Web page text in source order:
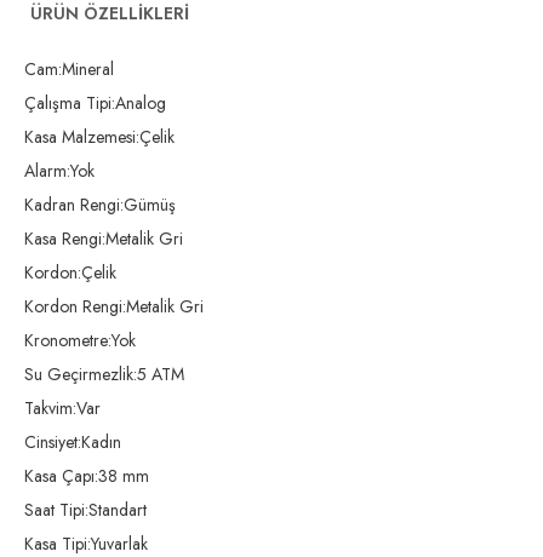
ÜRÜN ÖZELLIKLERI
Cam:Mineral
Çalışma Tipi:Analog
Kasa Malzemesi:Çelik
Alarm:Yok
Kadran Rengi:Gümüş
Kasa Rengi:Metalik Gri
Kordon:Çelik
Kordon Rengi:Metalik Gri
Kronometre:Yok
Su Geçirmezlik:5 ATM
Takvim:Var
Cinsiyet:Kadın
Kasa Çapı:38 mm
Saat Tipi:Standart
Kasa Tipi:Yuvarlak